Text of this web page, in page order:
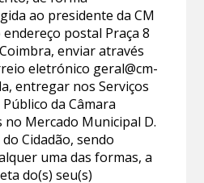
ao presidente da CM
postal Praça 8
enviar através
eletrónico geral@cm-
entregar nos Serviços
da Câmara
Mercado Municipal D.
Cidadão, sendo
uma das formas, a
do(s) seu(s)